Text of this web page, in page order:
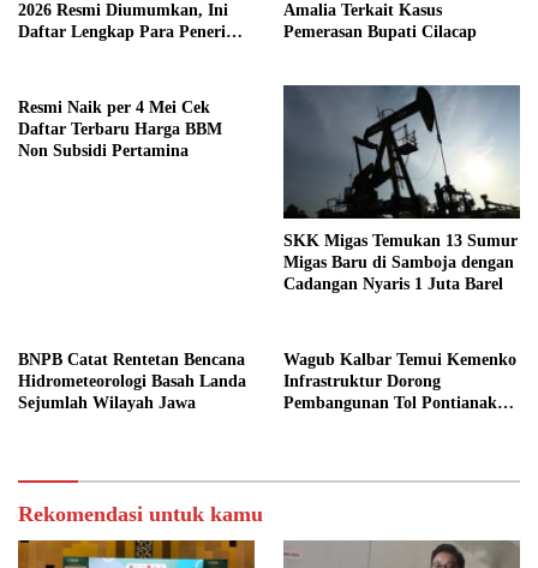
2026 Resmi Diumumkan, Ini
Daftar Lengkap Para Penerima
Amalia Terkait Kasus
Pemerasan Bupati Cilacap
Resmi Naik per 4 Mei Cek
Daftar Terbaru Harga BBM
Non Subsidi Pertamina
SKK Migas Temukan 13 Sumur
Migas Baru di Samboja dengan
Cadangan Nyaris 1 Juta Barel
BNPB Catat Rentetan Bencana
Hidrometeorologi Basah Landa
Sejumlah Wilayah Jawa
Wagub Kalbar Temui Kemenko
Infrastruktur Dorong
Pembangunan Tol Pontianak
Rekomendasi untuk kamu